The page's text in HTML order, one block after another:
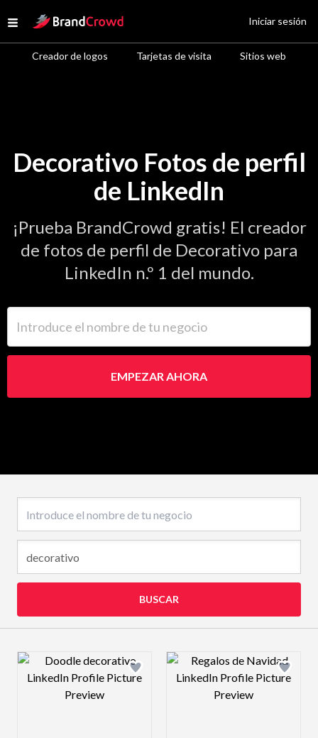
Open menu
Site Logo
Creador de logos Tarjetas de visita Sitios web
Iniciar sesión
Decorativo Fotos de perfil
de LinkedIn
¡Prueba BrandCrowd gratis! El creador
de fotos de perfil de Decorativo para
LinkedIn n.º 1 del mundo.
EMPEZAR AHORA
BUSCAR
Design preview image Design preview